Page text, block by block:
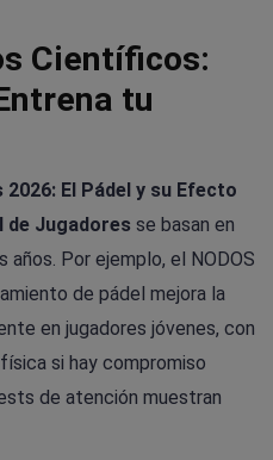
Científicos:
tu
El Pádel y su Efecto
de Jugadores se basan en
Por ejemplo, el NODOS
de pádel mejora la
en jugadores jóvenes, con
si hay compromiso
de atención muestran